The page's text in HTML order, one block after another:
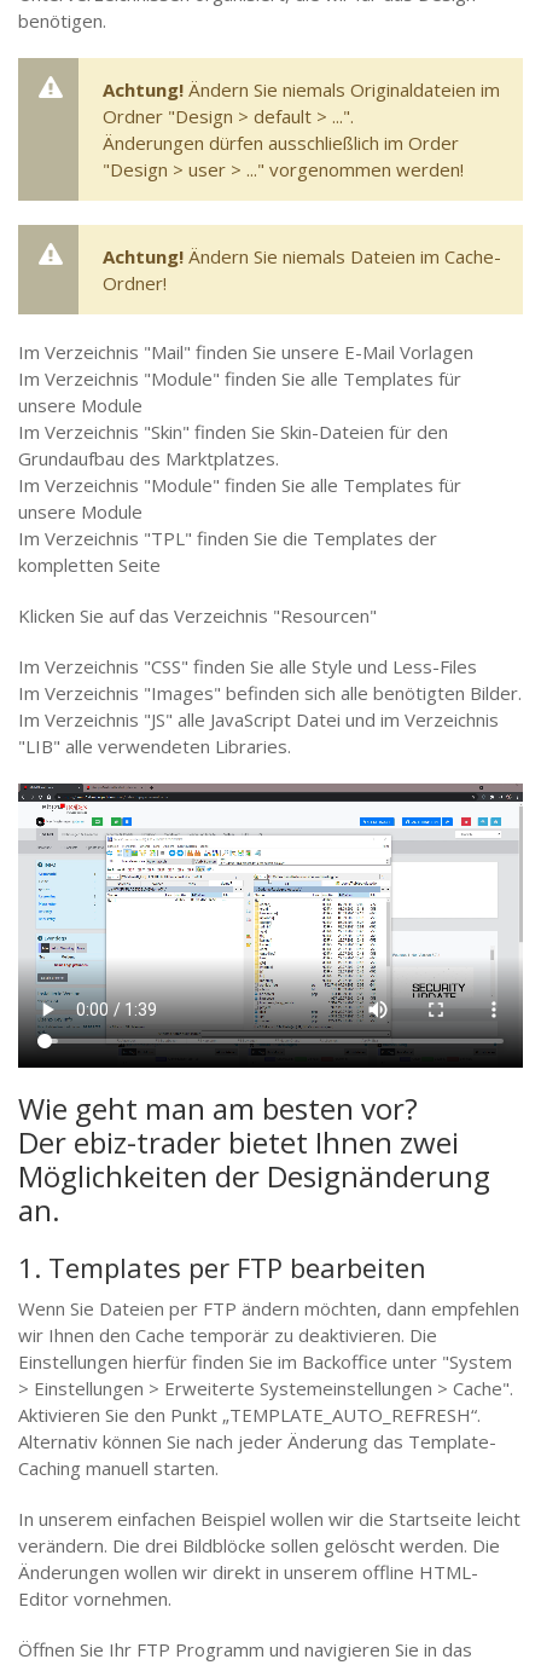
benötigen.
Achtung! Ändern Sie niemals Originaldateien im
Ordner "Design > default > ...".
Änderungen dürfen ausschließlich im Order
"Design > user > ..." vorgenommen werden!
Achtung! Ändern Sie niemals Dateien im Cache-
Ordner!
Im Verzeichnis "Mail" finden Sie unsere E-Mail Vorlagen
Im Verzeichnis "Module" finden Sie alle Templates für
unsere Module
Im Verzeichnis "Skin" finden Sie Skin-Dateien für den
Grundaufbau des Marktplatzes.
Im Verzeichnis "Module" finden Sie alle Templates für
unsere Module
Im Verzeichnis "TPL" finden Sie die Templates der
kompletten Seite
Klicken Sie auf das Verzeichnis "Resourcen"
Im Verzeichnis "CSS" finden Sie alle Style und Less-Files
Im Verzeichnis "Images" befinden sich alle benötigten Bilder.
Im Verzeichnis "JS" alle JavaScript Datei und im Verzeichnis
"LIB" alle verwendeten Libraries.
Wie geht man am besten vor?
Der ebiz-trader bietet Ihnen zwei
Möglichkeiten der Designänderung
an.
1. Templates per FTP bearbeiten
Wenn Sie Dateien per FTP ändern möchten, dann empfehlen
wir Ihnen den Cache temporär zu deaktivieren. Die
Einstellungen hierfür finden Sie im Backoffice unter "System
> Einstellungen > Erweiterte Systemeinstellungen > Cache".
Aktivieren Sie den Punkt „TEMPLATE_AUTO_REFRESH“.
Alternativ können Sie nach jeder Änderung das Template-
Caching manuell starten.
In unserem einfachen Beispiel wollen wir die Startseite leicht
verändern. Die drei Bildblöcke sollen gelöscht werden. Die
Änderungen wollen wir direkt in unserem offline HTML-
Editor vornehmen.
Öffnen Sie Ihr FTP Programm und navigieren Sie in das